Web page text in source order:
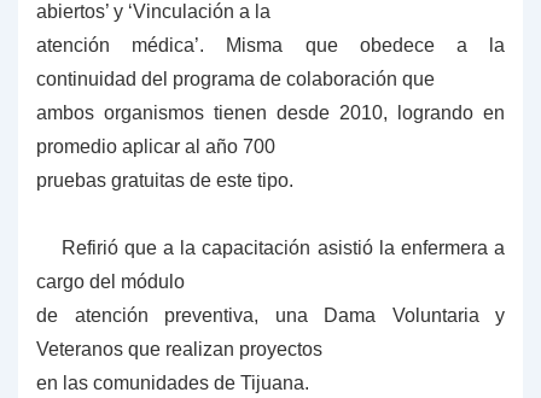
abiertos’ y ‘Vinculación a la
atención médica’. Misma que obedece a la
continuidad del programa de colaboración que
ambos organismos tienen desde 2010, logrando en
promedio aplicar al año 700
pruebas gratuitas de este tipo.
Refirió que a la capacitación asistió la enfermera a
cargo del módulo
de atención preventiva, una Dama Voluntaria y
Veteranos que realizan proyectos
en las comunidades de Tijuana.